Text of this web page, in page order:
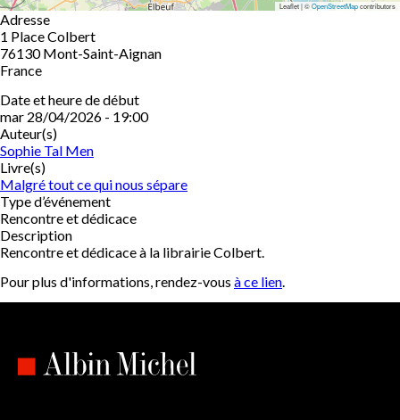
Leaflet | ©OpenStreetMapcontributors
Adresse
1 Place Colbert
76130 Mont-Saint-Aignan
France
Date et heure de début
mar 28/04/2026 - 19:00
Auteur(s)
Sophie Tal Men
Livre(s)
Malgré tout ce qui nous sépare
Type d’événement
Rencontre et dédicace
Description
Rencontre et dédicace à la librairie Colbert.
Pour plus d'informations, rendez-vous à ce lien.